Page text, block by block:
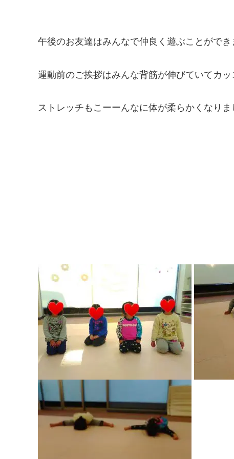
午後のお友達はみんなで仲良く遊ぶことができ
運動前のご挨拶はみんな背筋が伸びていてカッ
ストレッチもこーーんなに体が柔らかくなりま